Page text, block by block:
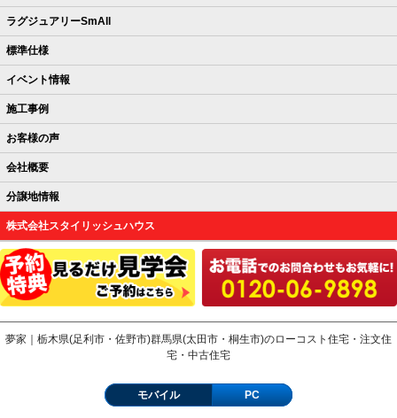
ラグジュアリーSmAll
標準仕様
イベント情報
施工事例
お客様の声
会社概要
分譲地情報
株式会社スタイリッシュハウス
夢家｜栃木県(足利市・佐野市)群馬県(太田市・桐生市)のローコスト住宅・注文住
宅・中古住宅
モバイル PC